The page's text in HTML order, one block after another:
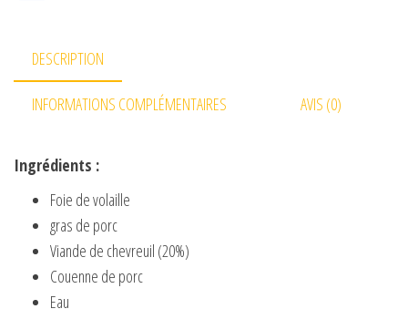
oo
k
DESCRIPTION
INFORMATIONS COMPLÉMENTAIRES AVIS (0)
Ingrédients :
Foie de volaille
gras de porc
Viande de chevreuil (20%)
Couenne de porc
Eau